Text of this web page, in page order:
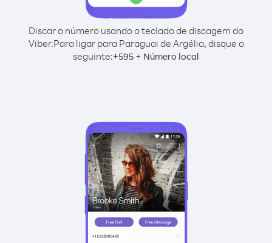
Discar o número usando o teclado de discagem do
Viber.Para ligar para Paraguai de Argélia, disque o
seguinte:+595 + Número local